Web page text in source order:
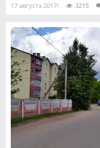
17 августа 2017г. 3215